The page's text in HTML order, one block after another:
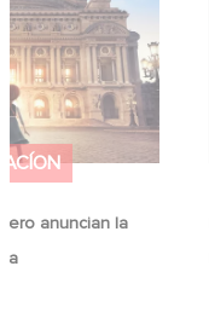
anuncian la
anuncian la